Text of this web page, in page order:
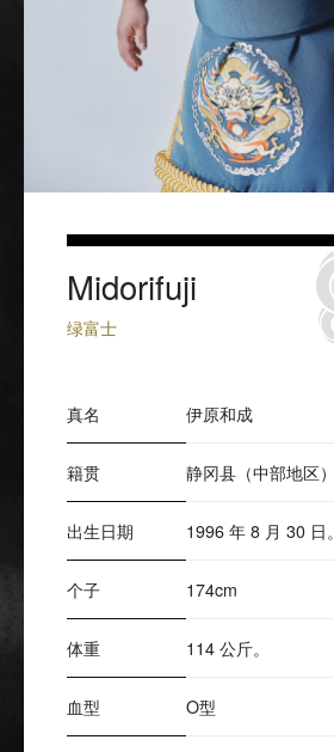
Midorifuji
绿富士
真名 伊原和成
籍贯 静冈县（中部地区）
出生日期 1996 年 8 月 30 日。
个子 174cm
体重 114 公斤。
血型 O型